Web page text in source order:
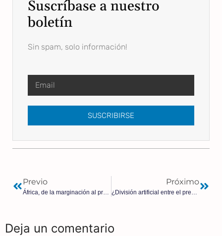
Suscríbase a nuestro
boletín
Sin spam, solo información!
SUSCRIBIRSE
Previo Próximo
Deja un comentario